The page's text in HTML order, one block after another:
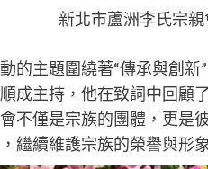
新北市蘆洲李氏宗
的主題圍繞著“傳承與創
成主持，他在致詞中回顧
不僅是宗族的團體，更是
繼續維護宗族的榮譽與形